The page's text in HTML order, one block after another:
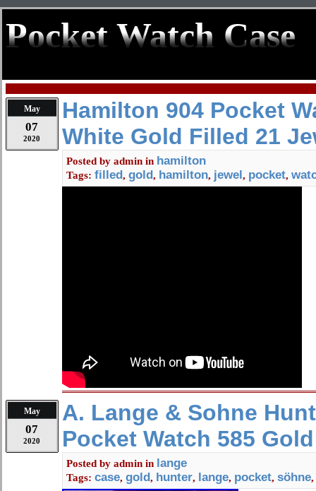
Pocket Watch Case
May
07
2020
Hamilton 904 Pocket
White Gold Filled 21
Posted by admin in hamilton
Tags: filled, gold, hamilton, jewel, pocket,
May
07
2020
A. Lange & Sohne
Pocket Watch 585 Gold
Posted by admin in lange
Tags: case, gold, hunter, lange, pocket, söhne,